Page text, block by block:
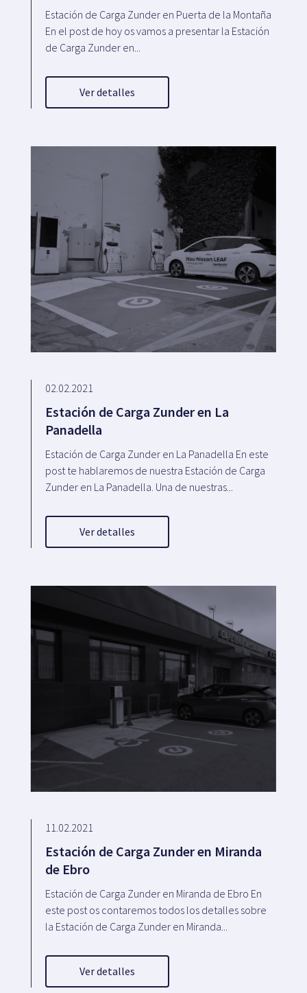
Estación de Carga Zunder en Puerta de la Montaña
En el post de hoy os vamos a presentar la Estación
de Carga Zunder en...
Ver detalles
02.02.2021
Estación de Carga Zunder en La
Panadella
Estación de Carga Zunder en La Panadella En este
post te hablaremos de nuestra Estación de Carga
Zunder en La Panadella. Una de nuestras...
Ver detalles
11.02.2021
Estación de Carga Zunder en Miranda
de Ebro
Estación de Carga Zunder en Miranda de Ebro En
este post os contaremos todos los detalles sobre
la Estación de Carga Zunder en Miranda...
Ver detalles